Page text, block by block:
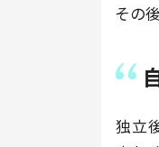
その
独立